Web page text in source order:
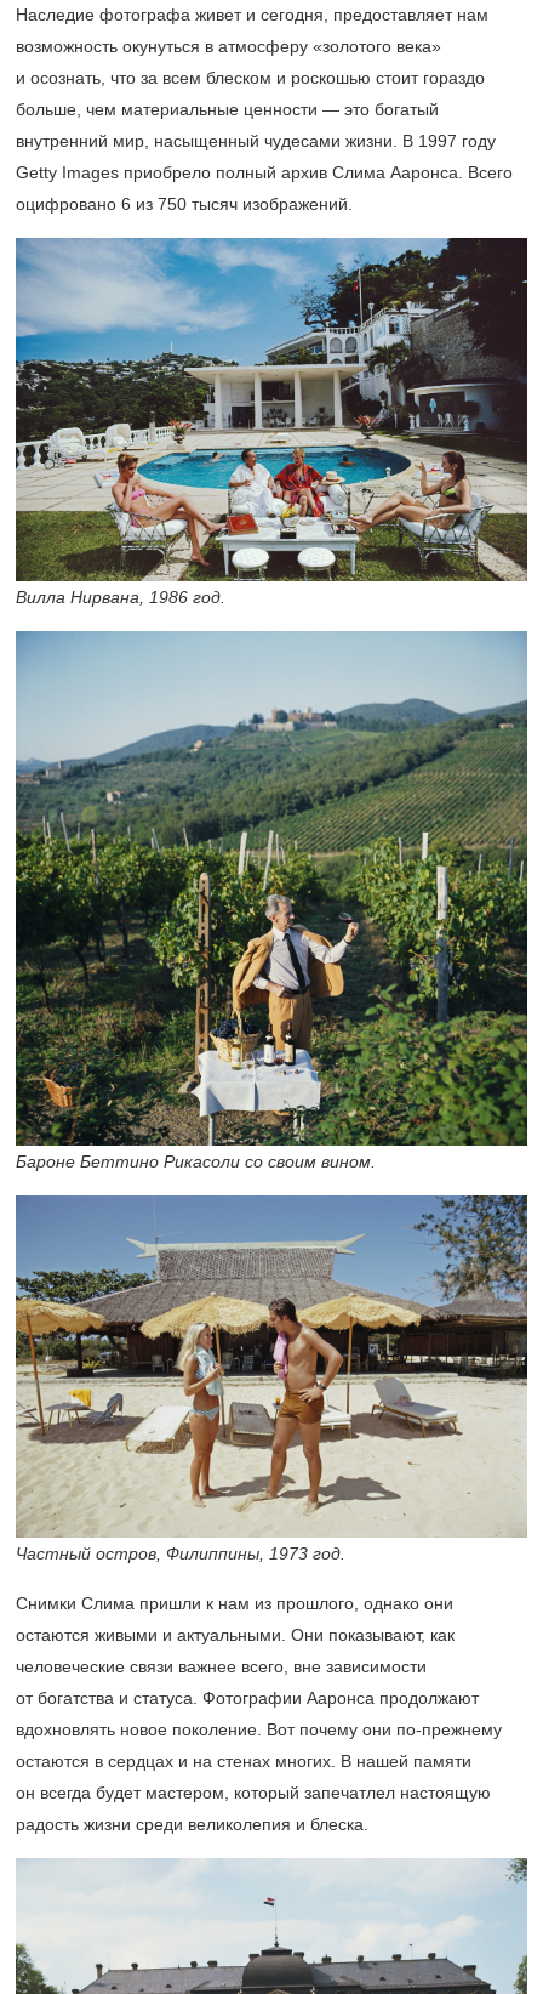
Наследие фотографа живет и сегодня, предоставляет нам
возможность окунуться в атмосферу «золотого века»
и осознать, что за всем блеском и роскошью стоит гораздо
больше, чем материальные ценности — это богатый
внутренний мир, насыщенный чудесами жизни. В 1997 году
Getty Images приобрело полный архив Слима Ааронса. Всего
оцифровано 6 из 750 тысяч изображений.
Вилла Нирвана, 1986 год.
Бароне Беттино Рикасоли со своим вином.
Частный остров, Филиппины, 1973 год.
Снимки Слима пришли к нам из прошлого, однако они
остаются живыми и актуальными. Они показывают, как
человеческие связи важнее всего, вне зависимости
от богатства и статуса. Фотографии Ааронса продолжают
вдохновлять новое поколение. Вот почему они по-прежнему
остаются в сердцах и на стенах многих. В нашей памяти
он всегда будет мастером, который запечатлел настоящую
радость жизни среди великолепия и блеска.